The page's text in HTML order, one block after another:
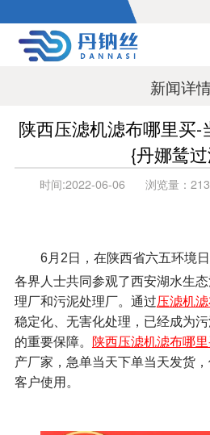
新闻详
陕西压滤机滤布哪里买-
{丹娜鸶
时间:2022-06-06 浏览量：
6月2日，在陕西省六五环境
各界人士共同参观了西安湖水生
理厂和污泥处理厂。通过压滤机
稳定化、无害化处理，已经成为
的重要保障。 陕西压滤机滤布哪
产厂家，急单当天下单当天发货
客户使用。